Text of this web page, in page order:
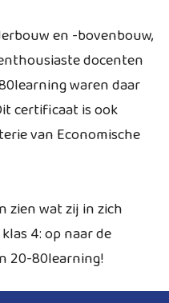
en -bovenbouw,
docenten
waren daar
certificaat is ook
van Economische
zien wat zij in zich
4: op naar de
20-80learning!